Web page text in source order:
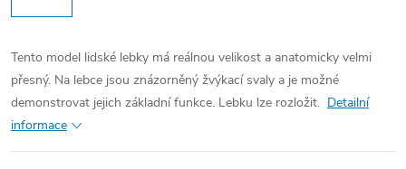
Tento model lidské lebky má reálnou velikost a anatomicky velmi
přesný. Na lebce jsou znázorněný žvýkací svaly a je možné
demonstrovat jejich základní funkce. Lebku lze rozložit. Detailní
informace